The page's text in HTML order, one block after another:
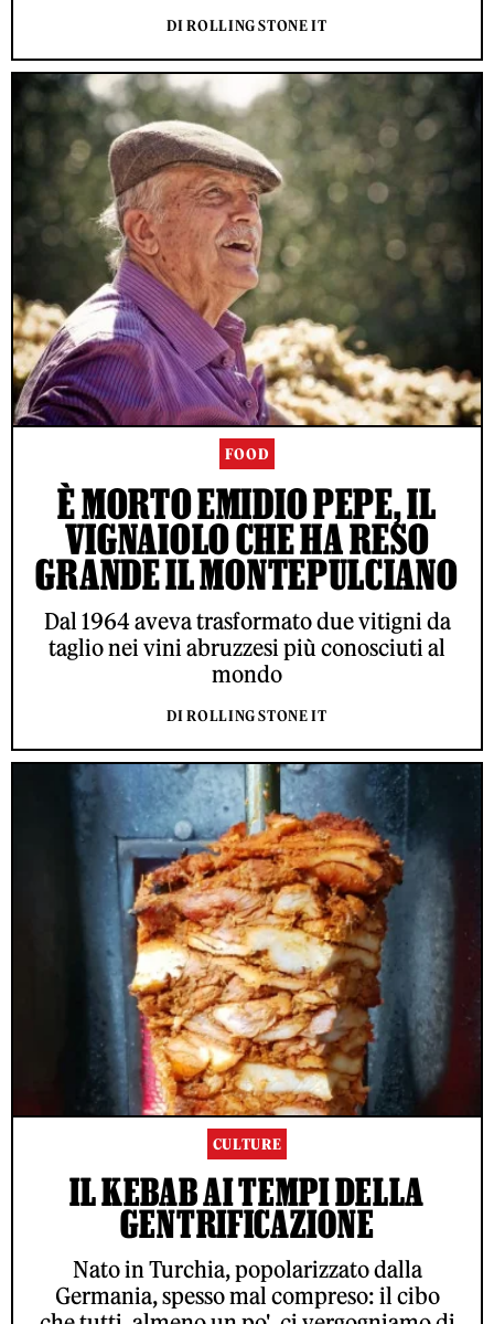
DI ROLLING STONE IT
FOOD
È MORTO EMIDIO PEPE, IL
VIGNAIOLO CHE HA RESO
GRANDE IL MONTEPULCIANO
Dal 1964 aveva trasformato due vitigni da
taglio nei vini abruzzesi più conosciuti al
mondo
DI ROLLING STONE IT
CULTURE
IL KEBAB AI TEMPI DELLA
GENTRIFICAZIONE
Nato in Turchia, popolarizzato dalla
Germania, spesso mal compreso: il cibo